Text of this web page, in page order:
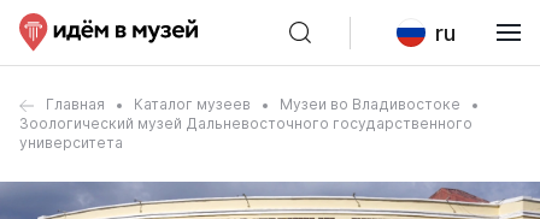
ru
Главная Каталог музеев
Музеи во Владивостоке
Зоологический музей Дальневосточного государственного
университета